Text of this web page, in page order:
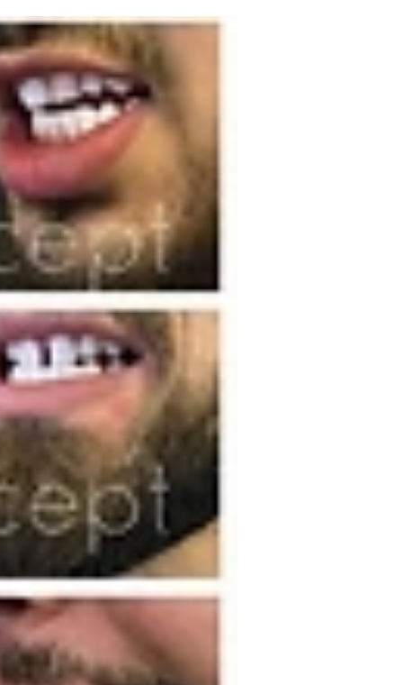
🔍 Magnetfeldtherapie: Schützt und
stimuliert die Hautzellen und
verbessert gleichzeitig die Aufnahme
aktiver Produkte.
👁 Augenpflege: Reduziert
Tränensäcke und Augenringe und
stimuliert gleichzeitig die
Zellregeneration im Periokularbereich.
🔋 Zellreparatur
Heilung und Gewebereparatur für
eine gesündere Haut.